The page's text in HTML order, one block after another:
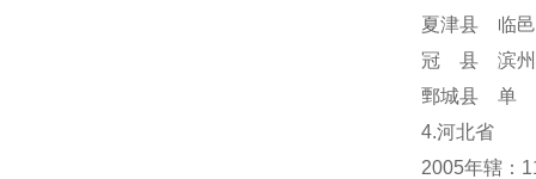
夏津县 临
冠 县 滨州
鄄城县 单
4.河北省
2005年辖：